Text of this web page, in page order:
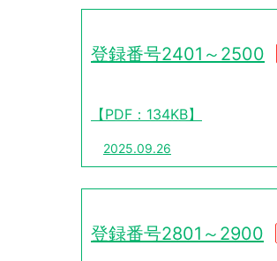
登録番号2401～2500
【PDF：134KB】
2025.09.26
登録番号2801～2900